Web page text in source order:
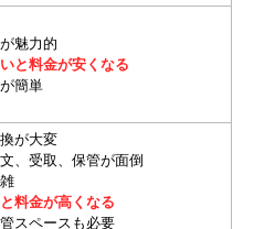
魅力的
と料金が安くなる
簡単
が大変
、受取、保管が面倒
料金が高くなる
スペースも必要